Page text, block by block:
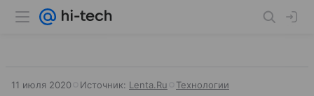
11 июля 2020 Источник: Lenta.Ru Технологии